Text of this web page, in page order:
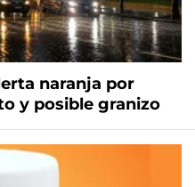
naranja por
y posible granizo